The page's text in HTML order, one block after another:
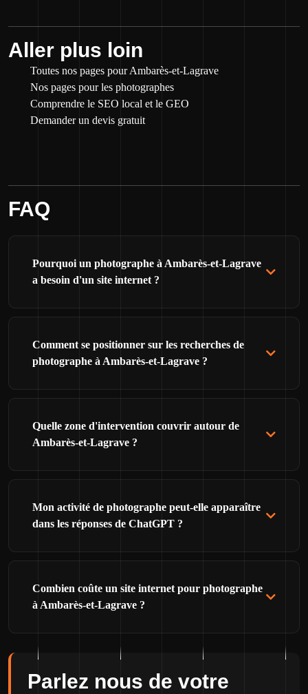
Aller plus loin
Toutes nos pages pour Ambarès-et-Lagrave
Nos pages pour les photographes
Comprendre le SEO local et le GEO
Demander un devis gratuit
FAQ
Pourquoi un photographe à Ambarès-et-Lagrave
a besoin d'un site internet ?
Comment se positionner sur les recherches de
photographe à Ambarès-et-Lagrave ?
Quelle zone d'intervention couvrir autour de
Ambarès-et-Lagrave ?
Mon activité de photographe peut-elle apparaître
dans les réponses de ChatGPT ?
Combien coûte un site internet pour photographe
à Ambarès-et-Lagrave ?
Parlez nous de votre